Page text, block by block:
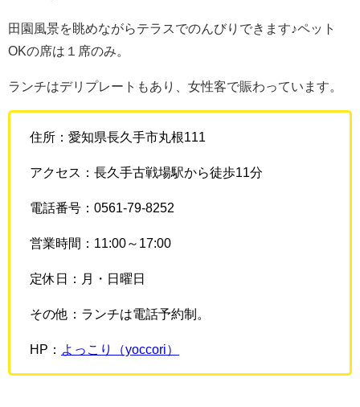
田園風景を眺めながらテラスでのんびりできます♪ペット
OKの席は１席のみ。
ランチはデリプレートもあり、女性客で賑わっています。
住所：愛知県長久手市丸根111
アクセス：長久手古戦場駅から徒歩11分
電話番号：0561-79-8252
営業時間：11:00～17:00
定休日：月・日曜日
その他：ランチは電話予約制。
HP： よっこり（yoccori）